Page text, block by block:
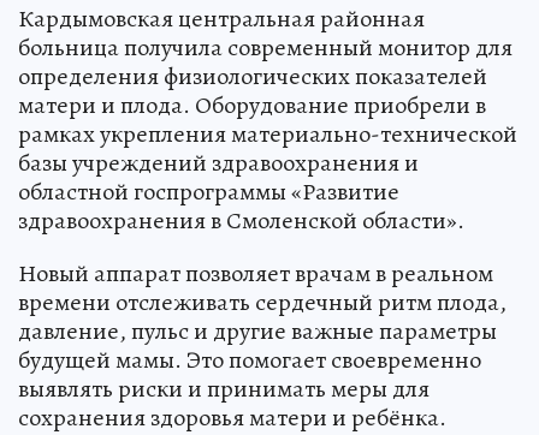
Кардымовская центральная районная
больница получила современный монитор для
определения физиологических показателей
матери и плода. Оборудование приобрели в
рамках укрепления материально-технической
базы учреждений здравоохранения и
областной госпрограммы «Развитие
здравоохранения в Смоленской области».
Новый аппарат позволяет врачам в реальном
времени отслеживать сердечный ритм плода,
давление, пульс и другие важные параметры
будущей мамы. Это помогает своевременно
выявлять риски и принимать меры для
сохранения здоровья матери и ребёнка.